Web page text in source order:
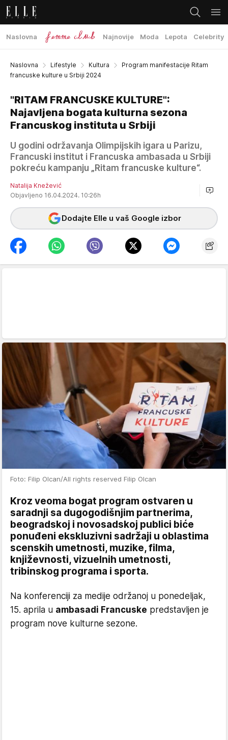
Naslovna Najnovije Moda Lepota Celebrity
Naslovna Lifestyle Kultura
Program manifestacije Ritam
francuske kulture u Srbiji 2024
"RITAM FRANCUSKE KULTURE":
Najavljena bogata kulturna sezona
Francuskog instituta u Srbiji
U godini održavanja Olimpijskih igara u Parizu,
Francuski institut i Francuska ambasada u Srbiji
pokreću kampanju „Ritam francuske kulture“.
Natalija Knežević
Objavljeno 16.04.2024. 10:26h
Dodajte Elle u vaš Google izbor
Foto: Filip Olcan/All rights reserved Filip Olcan
Kroz veoma bogat program ostvaren u
saradnji sa dugogodišnjim partnerima,
beogradskoj i novosadskoj publici biće
ponuđeni ekskluzivni sadržaji u oblastima
scenskih umetnosti, muzike, filma,
književnosti, vizuelnih umetnosti,
tribinskog programa i sporta.
Na konferenciji za medije održanoj u ponedeljak,
15. aprila u ambasadi Francuske predstavljen je
program nove kulturne sezone.